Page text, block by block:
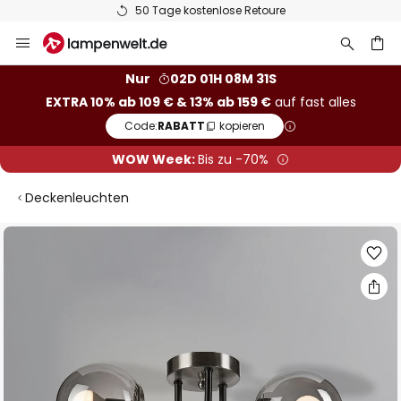
50 Tage kostenlose Retoure
Inhalt
Nur
02D 01H 08M 30S
EXTRA 10% ab 109 € & 13% ab 159 €auf fast alles
Code:RABATT kopieren
WOW Week:Bis zu -70%
Deckenleuchten
Zum